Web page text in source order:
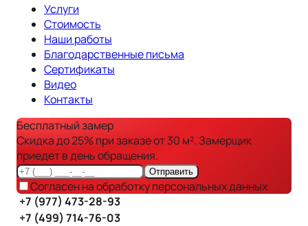
Услуги
Стоимость
Наши работы
Благодарственные письма
Сертификаты
Видео
Контакты
Бесплатный замер
Скидка до 25% при заказе от 30 м². Замерщик
приедет в день обращения.
Отправить
Согласен на обработку персональных данных
+7 (977) 473-28-93
+7 (499) 714-76-03